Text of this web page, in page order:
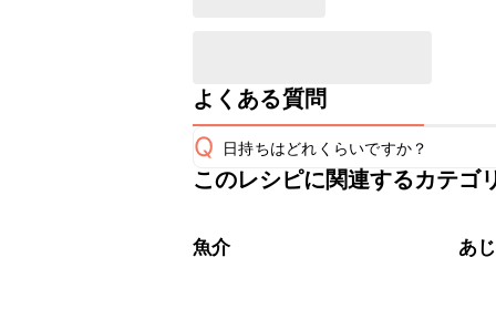
よくある質問
Q 日持ちはどれくらいですか？
保存期間は冷蔵で翌日中が目安です
※日持ちは目安です。
このレシピに関連するカテゴ
魚介 あじ